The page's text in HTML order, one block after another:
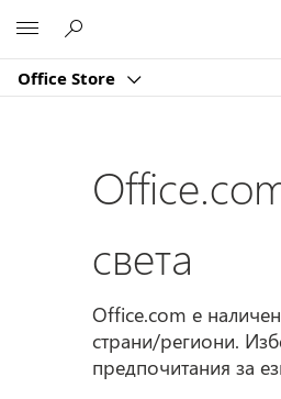
Office Store
света
Office.com е
страни/региони.
предпочитания за